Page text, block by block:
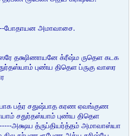
போதாயன அமாவாசை.
தக்ஷிணாயனே க்ரீஷ்ம ருதெள கடக
புண்ய திதெள ப்ருகு வாஸர
பத்ர சதுஷ்பாத கரண ஏவங்குண
சதுர்தஸ்யாம் புண்ய திதெள
அக்ஷய த்ருப்தியர்த்தம் அமாவாஸ்யா